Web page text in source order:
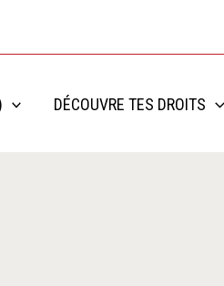
DÉCOUVRE TES DROITS